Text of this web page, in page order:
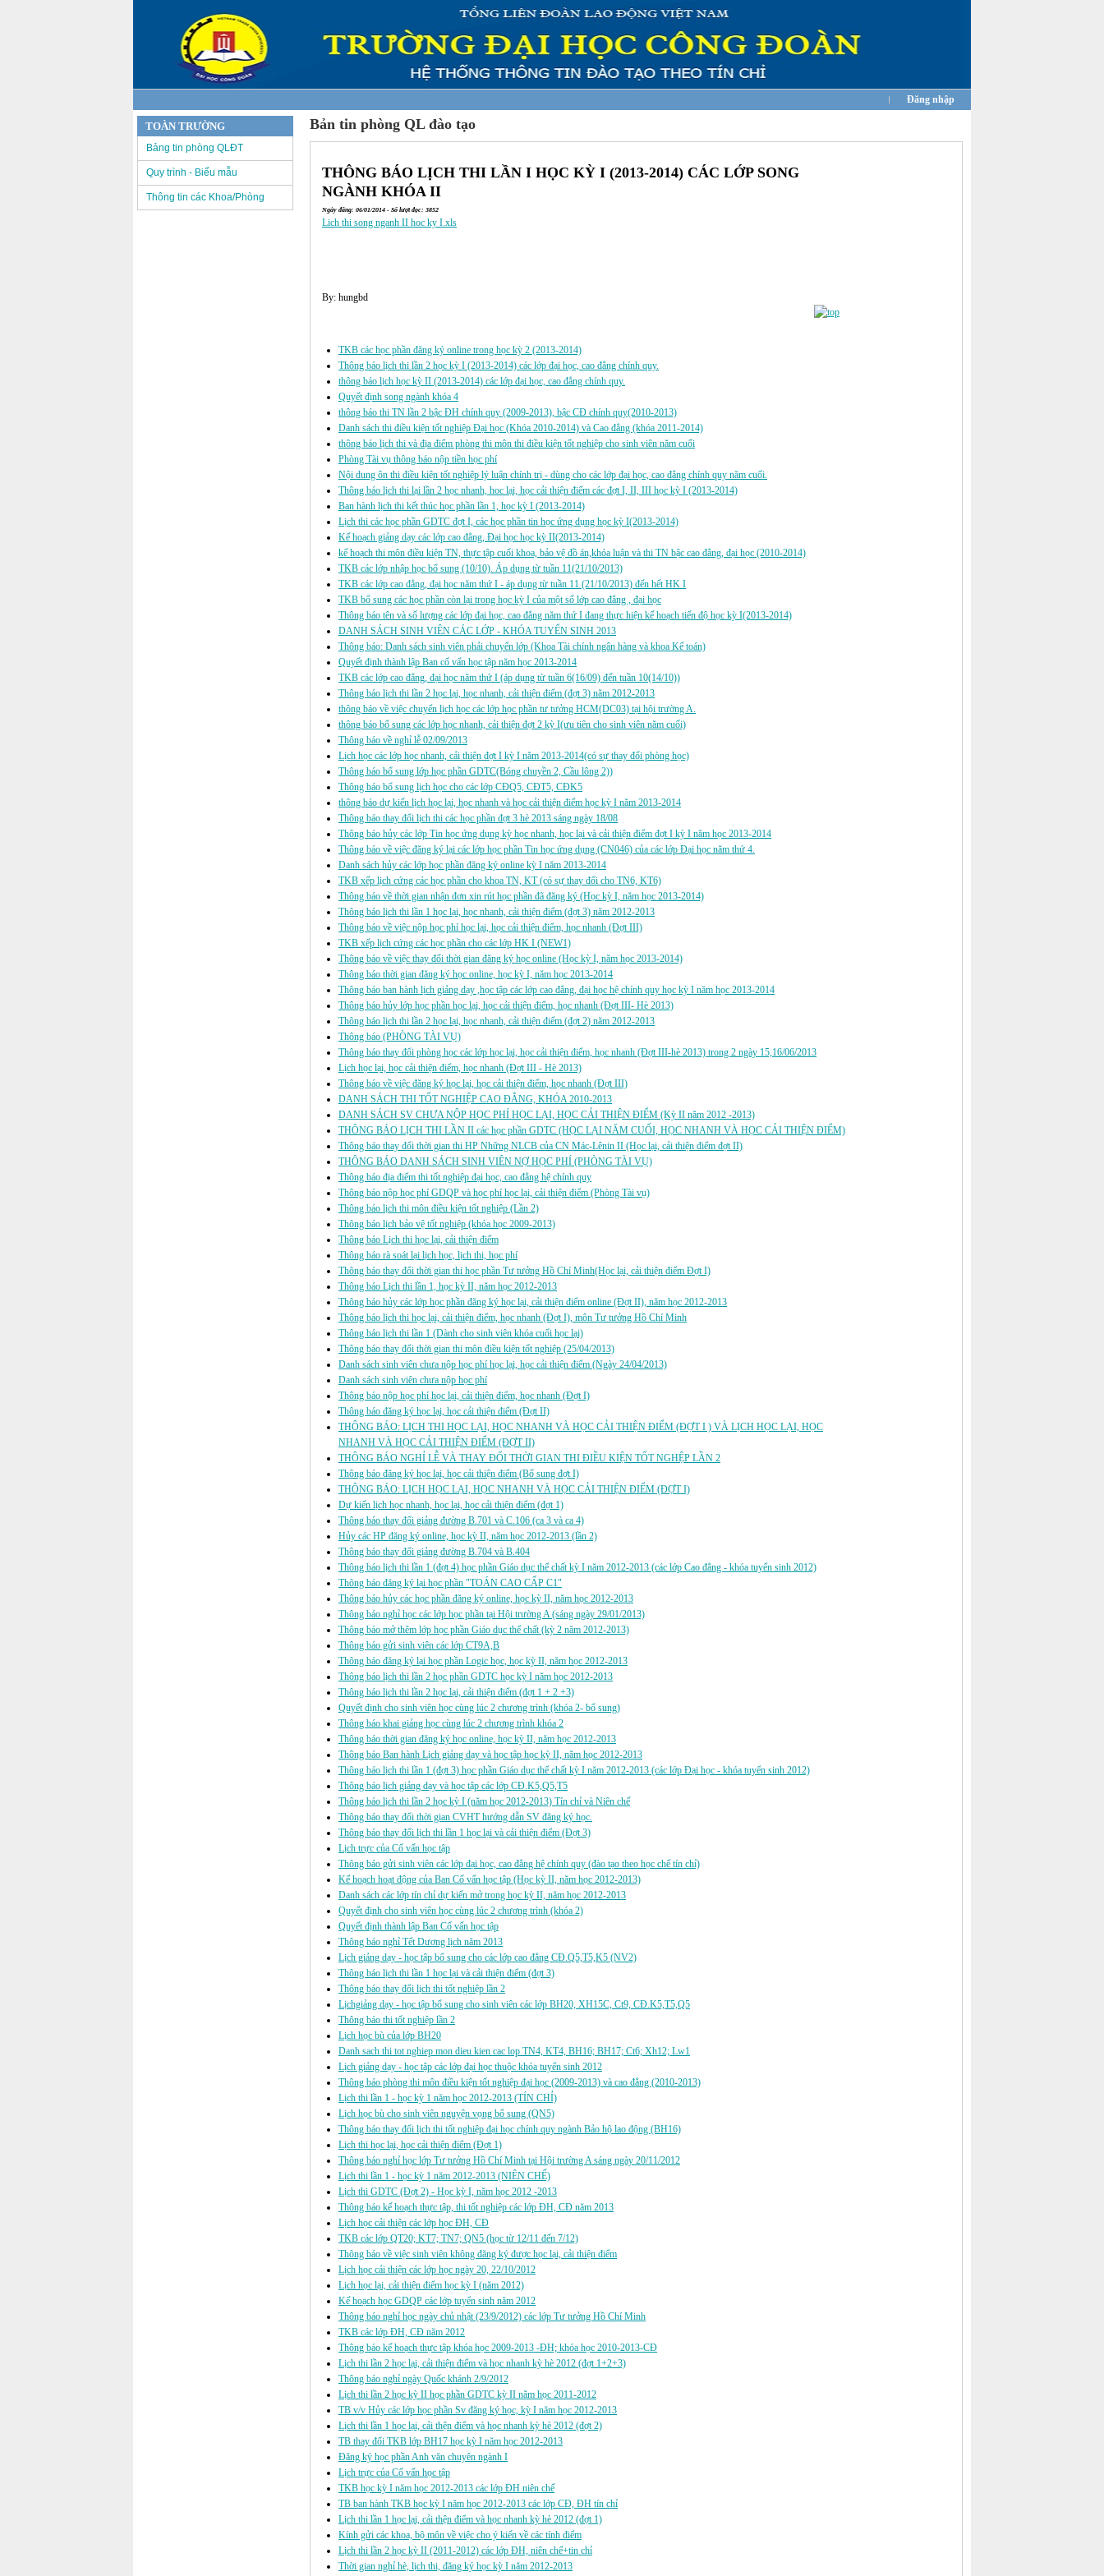
Đăng nhập
Bản tin phòng QL đào tạo
THÔNG BÁO LỊCH THI LẦN I HỌC KỲ I (2013-2014) CÁC LỚP SONG
NGÀNH KHÓA II
Ngày đăng: 06/01/2014 - Số lượt đọc: 3852
Lich thi song nganh II hoc ky I.xls
By: hungbd
TKB các học phần đăng ký online trong học kỳ 2 (2013-2014)
Thông báo lịch thi lần 2 học kỳ I (2013-2014) các lớp đại học, cao đẳng chính quy.
thông báo lịch học kỳ II (2013-2014) các lớp đại học, cao đẳng chính quy.
Quyết định song ngành khóa 4
thông báo thi TN lần 2 bậc ĐH chính quy (2009-2013), bậc CĐ chính quy(2010-2013)
Danh sách thi điều kiện tốt nghiệp Đại học (Khóa 2010-2014) và Cao đẳng (khóa 2011-2014)
thông báo lịch thi và địa điểm phòng thi môn thi điều kiện tốt nghiệp cho sinh viên năm cuối
Phòng Tài vụ thông báo nộp tiền học phí
Nội dung ôn thi điều kiện tốt nghiệp lý luận chính trị - dùng cho các lớp đại học, cao đẳng chính quy năm cuối.
Thông báo lịch thi lại lần 2 học nhanh, hoc lại, học cải thiện điểm các đợt I, II, III học kỳ I (2013-2014)
Ban hành lịch thi kết thúc học phần lần 1, học kỳ I (2013-2014)
Lịch thi các học phần GDTC đợt I, các học phần tin học ứng dụng học kỳ I(2013-2014)
Kế hoạch giảng dạy các lớp cao đẳng, Đại học học kỳ II(2013-2014)
kế hoạch thi môn điều kiện TN, thực tập cuối khoa, bảo vệ đồ án,khóa luận và thi TN bậc cao đẳng, đại học (2010-2014)
TKB các lớp nhập học bổ sung (10/10). Áp dụng từ tuần 11(21/10/2013)
TKB các lớp cao đẳng, đại học năm thứ I - áp dụng từ tuần 11 (21/10/2013) đến hết HK I
TKB bổ sung các học phần còn lại trong học kỳ I của một số lớp cao đẳng , đại học
Thông báo tên và số lượng các lớp đại học, cao đẳng năm thứ I đang thực hiện kế hoạch tiến độ học kỳ I(2013-2014)
DANH SÁCH SINH VIÊN CÁC LỚP - KHÓA TUYỂN SINH 2013
Thông báo: Danh sách sinh viên phải chuyển lớp (Khoa Tài chính ngân hàng và khoa Kế toán)
Quyết định thành lập Ban cố vấn học tập năm học 2013-2014
TKB các lớp cao đẳng, đại học năm thứ I (áp dụng từ tuần 6(16/09) đến tuần 10(14/10))
Thông báo lịch thi lần 2 học lại, học nhanh, cải thiện điểm (đợt 3) năm 2012-2013
thông báo về việc chuyển lịch học các lớp học phần tư tưởng HCM(DC03) tại hội trường A.
thông báo bổ sung các lớp học nhanh, cải thiện đợt 2 kỳ I(ưu tiên cho sinh viên năm cuối)
Thông báo về nghỉ lễ 02/09/2013
Lịch học các lớp học nhanh, cải thiện đợt I kỳ I năm 2013-2014(có sự thay đổi phòng học)
Thông báo bổ sung lớp học phần GDTC(Bóng chuyền 2, Cầu lông 2))
Thông báo bổ sung lịch học cho các lớp CĐQ5, CĐT5, CĐK5
thông báo dự kiến lịch học lại, học nhanh và học cải thiện điểm học kỳ I năm 2013-2014
Thông báo thay đổi lịch thi các học phần đợt 3 hè 2013 sáng ngày 18/08
Thông báo hủy các lớp Tin học ứng dụng kỳ học nhanh, học lại và cải thiện điểm đợt I kỳ I năm học 2013-2014
Thông báo về việc đăng ký lại các lớp học phần Tin học ứng dụng (CN046) của các lớp Đại học năm thứ 4.
Danh sách hủy các lớp học phần đăng ký online kỳ I năm 2013-2014
TKB xếp lịch cứng các học phần cho khoa TN, KT (có sự thay đổi cho TN6, KT6)
Thông báo về thời gian nhận đơn xin rút học phần đã đăng ký (Học kỳ I, năm học 2013-2014)
Thông báo lịch thi lần 1 học lại, học nhanh, cải thiện điểm (đợt 3) năm 2012-2013
Thông báo về việc nộp học phí học lại, học cải thiện điểm, học nhanh (Đợt III)
TKB xếp lịch cứng các học phần cho các lớp HK I (NEW1)
Thông báo về việc thay đổi thời gian đăng ký học online (Học kỳ I, năm học 2013-2014)
Thông báo thời gian đăng ký học online, học kỳ I, năm học 2013-2014
Thông báo ban hành lịch giảng dạy ,học tập các lớp cao đẳng, đại học hệ chính quy học kỳ I năm học 2013-2014
Thông báo hủy lớp học phần học lại, học cải thiện điểm, học nhanh (Đợt III- Hè 2013)
Thông báo lịch thi lần 2 học lại, học nhanh, cải thiện điểm (đợt 2) năm 2012-2013
Thông báo (PHÒNG TÀI VỤ)
Thông báo thay đổi phòng học các lớp học lại, học cải thiện điểm, học nhanh (Đợt III-hè 2013) trong 2 ngày 15,16/06/2013
Lịch học lại, học cải thiện điểm, học nhanh (Đợt III - Hè 2013)
Thông báo về việc đăng ký học lại, học cải thiện điểm, học nhanh (Đợt III)
DANH SÁCH THI TỐT NGHIỆP CAO ĐẲNG, KHÓA 2010-2013
DANH SÁCH SV CHƯA NỘP HỌC PHÍ HỌC LẠI, HỌC CẢI THIỆN ĐIỂM (Kỳ II năm 2012 -2013)
THÔNG BÁO LỊCH THI LẦN II các học phần GDTC (HỌC LẠI NĂM CUỐI, HỌC NHANH VÀ HỌC CẢI THIỆN ĐIỂM)
Thông báo thay đổi thời gian thi HP Những NLCB của CN Mác-Lênin II (Học lại, cải thiện điểm đợt II)
THÔNG BÁO DANH SÁCH SINH VIÊN NỢ HỌC PHÍ (PHÒNG TÀI VỤ)
Thông báo địa điểm thi tốt nghiệp đại học, cao đẳng hệ chính quy
Thông báo nộp học phí GDQP và học phí học lại, cải thiện điểm (Phòng Tài vụ)
Thông báo lịch thi môn điều kiện tốt nghiệp (Lần 2)
Thông báo lịch bảo vệ tốt nghiệp (khóa học 2009-2013)
Thông báo Lịch thi học lại, cải thiện điểm
Thông báo rà soát lại lịch học, lịch thi, học phí
Thông báo thay đổi thời gian thi học phần Tư tưởng Hồ Chí Minh(Học lại, cải thiện điểm Đợt I)
Thông báo Lịch thi lần 1, học kỳ II, năm học 2012-2013
Thông báo hủy các lớp học phần đăng ký học lại, cải thiện điểm online (Đợt II), năm học 2012-2013
Thông báo lịch thi học lại, cải thiện điểm, học nhanh (Đợt I), môn Tư tưởng Hồ Chí Minh
Thông báo lịch thi lần 1 (Dành cho sinh viên khóa cuối học lại)
Thông báo thay đổi thời gian thi môn điều kiện tốt nghiệp (25/04/2013)
Danh sách sinh viên chưa nộp học phí học lại, học cải thiện điểm (Ngày 24/04/2013)
Danh sách sinh viên chưa nộp học phí
Thông báo nộp học phí học lại, cải thiện điểm, học nhanh (Đợt I)
Thông báo đăng ký học lại, học cải thiện điểm (Đợt II)
THÔNG BÁO: LỊCH THI HỌC LẠI, HỌC NHANH VÀ HỌC CẢI THIỆN ĐIỂM (ĐỢT I ) VÀ LỊCH HỌC LẠI, HỌC
NHANH VÀ HỌC CẢI THIỆN ĐIỂM (ĐỢT II)
THÔNG BÁO NGHỈ LỄ VÀ THAY ĐỔI THỜI GIAN THI ĐIỀU KIỆN TỐT NGHỆP LẦN 2
Thông báo đăng ký học lại, học cải thiện điểm (Bổ sung đợt I)
THÔNG BÁO: LỊCH HỌC LẠI, HỌC NHANH VÀ HỌC CẢI THIỆN ĐIỂM (ĐỢT I)
Dự kiến lịch học nhanh, học lại, học cải thiện điểm (đợt 1)
Thông báo thay đổi giảng đường B.701 và C.106 (ca 3 và ca 4)
Hủy các HP đăng ký online, học kỳ II, năm học 2012-2013 (lần 2)
Thông báo thay đổi giảng đường B.704 và B.404
Thông báo lịch thi lần 1 (đợt 4) học phần Giáo dục thể chất kỳ I năm 2012-2013 (các lớp Cao đẳng - khóa tuyển sinh 2012)
Thông báo đăng ký lại học phần "TOÁN CAO CẤP C1"
Thông báo hủy các học phần đăng ký online, học kỳ II, năm học 2012-2013
Thông báo nghỉ học các lớp học phần tại Hội trường A (sáng ngày 29/01/2013)
Thông báo mở thêm lớp học phần Giáo dục thể chất (kỳ 2 năm 2012-2013)
Thông báo gửi sinh viên các lớp CT9A,B
Thông báo đăng ký lại học phần Logic học, học kỳ II, năm học 2012-2013
Thông báo lịch thi lần 2 học phần GDTC học kỳ I năm học 2012-2013
Thông báo lịch thi lần 2 học lại, cải thiện điểm (đợt 1 + 2 +3)
Quyết định cho sinh viên học cùng lúc 2 chương trình (khóa 2- bổ sung)
Thông báo khai giảng học cùng lúc 2 chương trình khóa 2
Thông báo thời gian đăng ký học online, học kỳ II, năm học 2012-2013
Thông báo Ban hành Lịch giảng dạy và học tập học kỳ II, năm học 2012-2013
Thông báo lịch thi lần 1 (đợt 3) học phần Giáo dục thể chất kỳ I năm 2012-2013 (các lớp Đại học - khóa tuyển sinh 2012)
Thông báo lịch giảng dạy và học tập các lớp CĐ.K5,Q5,T5
Thông báo lịch thi lần 2 học kỳ I (năm học 2012-2013) Tín chỉ và Niên chế
Thông báo thay đổi thời gian CVHT hướng dẫn SV đăng ký học.
Thông báo thay đổi lịch thi lần 1 học lại và cải thiện điểm (Đợt 3)
Lịch trực của Cố vấn học tập
Thông báo gửi sinh viên các lớp đại học, cao đẳng hệ chính quy (đào tạo theo học chế tín chỉ)
Kế hoạch hoạt động của Ban Cố vấn học tập (Học kỳ II, năm học 2012-2013)
Danh sách các lớp tín chỉ dự kiến mở trong học kỳ II, năm học 2012-2013
Quyết định cho sinh viên học cùng lúc 2 chương trình (khóa 2)
Quyết định thành lập Ban Cố vấn học tập
Thông báo nghỉ Tết Dương lịch năm 2013
Lịch giảng dạy - học tập bổ sung cho các lớp cao đẳng CĐ.Q5,T5,K5 (NV2)
Thông báo lịch thi lần 1 học lại và cải thiện điểm (đợt 3)
Thông báo thay đổi lịch thi tốt nghiệp lần 2
Lịchgiảng dạy - học tập bổ sung cho sinh viên các lớp BH20, XH15C, Ct9, CĐ.K5,T5,Q5
Thông báo thi tốt nghiệp lần 2
Lịch học bù của lớp BH20
Danh sach thi tot nghiep mon dieu kien cac lop TN4, KT4, BH16; BH17; Ct6; Xh12; Lw1
Lịch giảng dạy - học tập các lớp đại học thuộc khóa tuyển sinh 2012
Thông báo phòng thi môn điều kiện tốt nghiệp đại học (2009-2013) và cao đẳng (2010-2013)
Lịch thi lần 1 - học kỳ 1 năm học 2012-2013 (TÍN CHỈ)
Lịch học bù cho sinh viên nguyện vọng bổ sung (QN5)
Thông báo thay đổi lịch thi tốt nghiệp đại học chính quy ngành Bảo hộ lao động (BH16)
Lịch thi học lại, học cải thiện điểm (Đợt 1)
Thông báo nghỉ học lớp Tư tưởng Hồ Chí Minh tại Hội trường A sáng ngày 20/11/2012
Lịch thi lần 1 - học kỳ 1 năm 2012-2013 (NIÊN CHẾ)
Lịch thi GDTC (Đợt 2) - Học kỳ I, năm học 2012 -2013
Thông báo kế hoạch thực tập, thi tốt nghiệp các lớp ĐH, CĐ năm 2013
Lịch học cải thiện các lớp học ĐH, CĐ
TKB các lớp QT20; KT7; TN7; QN5 (học từ 12/11 đến 7/12)
Thông báo về việc sinh viên không đăng ký được học lại, cải thiện điểm
Lịch học cải thiện các lớp học ngày 20, 22/10/2012
Lịch học lại, cải thiện điểm học kỳ I (năm 2012)
Kế hoạch học GDQP các lớp tuyển sinh năm 2012
Thông báo nghỉ học ngày chủ nhật (23/9/2012) các lớp Tư tưởng Hồ Chí Minh
TKB các lớp ĐH, CĐ năm 2012
Thông báo kế hoạch thực tập khóa học 2009-2013 -ĐH; khóa học 2010-2013-CĐ
Lịch thi lần 2 học lại, cải thiện điểm và học nhanh kỳ hè 2012 (đợt 1+2+3)
Thông báo nghỉ ngày Quốc khánh 2/9/2012
Lịch thi lần 2 học kỳ II học phần GDTC kỳ II năm học 2011-2012
TB v/v Hủy các lớp học phần Sv đăng ký học, kỳ I năm học 2012-2013
Lịch thi lần 1 học lại, cải thện điểm và học nhanh kỳ hè 2012 (đợt 2)
TB thay đổi TKB lớp BH17 học kỳ I năm học 2012-2013
Đăng ký học phần Anh văn chuyên ngành I
Lịch trực của Cố vấn học tập
TKB học kỳ I năm học 2012-2013 các lớp ĐH niên chế
TB ban hành TKB học kỳ I năm học 2012-2013 các lớp CĐ, ĐH tín chỉ
Lịch thi lần 1 học lại, cải thện điểm và học nhanh kỳ hè 2012 (đợt 1)
Kính gửi các khoa, bộ môn về việc cho ý kiến về các tính điểm
Lịch thi lần 2 học kỳ II (2011-2012) các lớp ĐH, niên chế+tin chỉ
Thời gian nghỉ hè, lịch thi, đăng ký học kỳ I năm 2012-2013
TOÀN TRƯỜNG
Bảng tin phòng QLĐT
Quy trình - Biểu mẫu
Thông tin các Khoa/Phòng